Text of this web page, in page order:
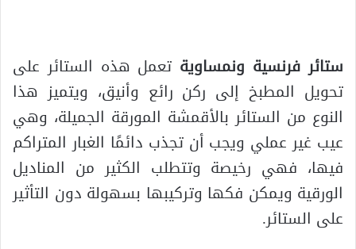
ستائر فرنسية ونمساوية تعمل هذه الستائر على
تحويل المطبخ إلى ركن رائع وأنيق، ويتميز هذا
النوع من الستائر بالأقمشة المورقة الجميلة، وهي
عيب غير عملي ويجب أن تجذب دائمًا الغبار المتراكم
فيها، فهي رخيصة وتتطلب الكثير من المناديل
الورقية ويمكن فكها وتركيبها بسهولة دون التأثير
على الستائر.